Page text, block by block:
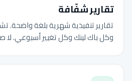
تقارير شفّافة
تقارير تنفيذية شهرية بلغة
وكل باك لينك وكل تغيير أسبوعي. لا